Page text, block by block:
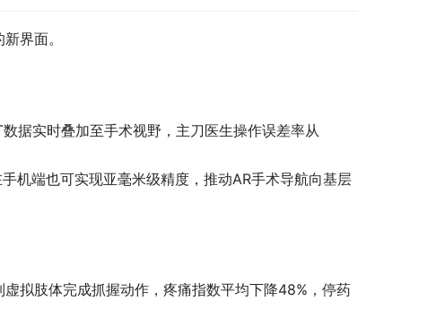
界面。
据实时叠加至手术视野，主刀医生操作误差率从
机端也可实现亚毫米级精度，推动AR手术导航向基层
拟肢体完成抓握动作，疼痛指数平均下降48%，停药